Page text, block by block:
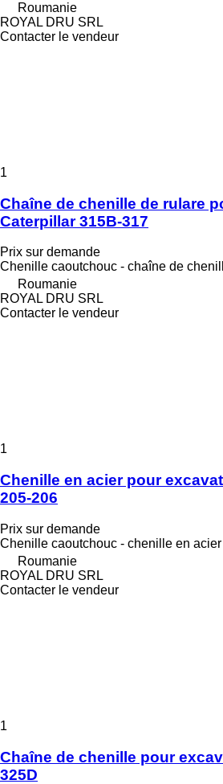
Roumanie
ROYAL DRU SRL
Contacter le vendeur
1
Chaîne de chenille de rulare
Caterpillar 315B-317
Prix sur demande
Chenille caoutchouc - chaîne de
Roumanie
ROYAL DRU SRL
Contacter le vendeur
1
Chenille en acier pour
205-206
Prix sur demande
Chenille caoutchouc - chenille en acier
Roumanie
ROYAL DRU SRL
Contacter le vendeur
1
Chaîne de chenille pour
325D